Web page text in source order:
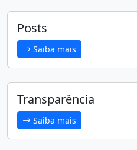
Posts
Saiba mais
Transparência
Saiba mais